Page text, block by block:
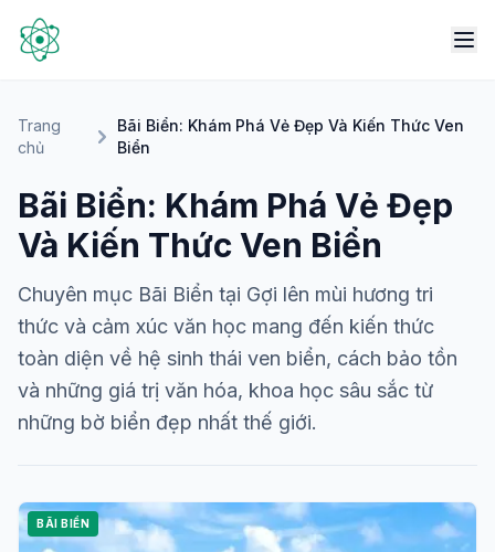
Trang
chủ
Bãi Biển: Khám Phá Vẻ Đẹp Và Kiến Thức Ven
Biển
Bãi Biển: Khám Phá Vẻ Đẹp
Và Kiến Thức Ven Biển
Chuyên mục Bãi Biển tại Gợi lên mùi hương tri
thức và cảm xúc văn học mang đến kiến thức
toàn diện về hệ sinh thái ven biển, cách bảo tồn
và những giá trị văn hóa, khoa học sâu sắc từ
những bờ biển đẹp nhất thế giới.
BÃI BIỂN